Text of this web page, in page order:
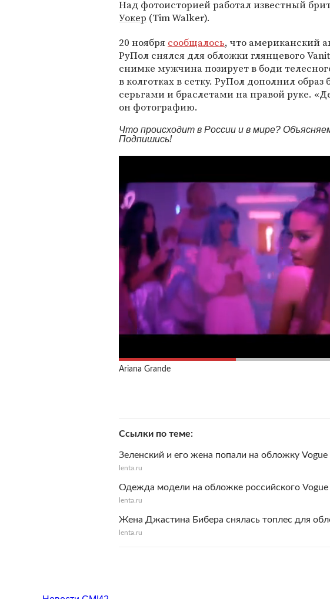
Над фотоисторией работал известный
Уокер (Tim Walker).
20 ноября сообщалось, что американский
РуПол снялся для обложки глянцевого
снимке мужчина позирует в боди
в колготках в сетку. РуПол дополнил
серьгами и браслетами на правой руке.
он фотографию.
Что происходит в России и в мире?
Подпишись!
Ariana Grande
Ссылки по теме
Зеленский и его жена попали на обложку Vogue
lenta.ru
Одежда модели на обложке российского Vogue
lenta.ru
Жена Джастина Бибера снялась топлес для
lenta.ru